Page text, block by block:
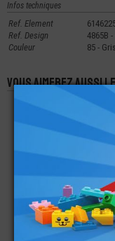
Infos techniques
Ref. Element
Ref. Design
4865B
Couleur
85 -
Vous aimerez aussi
LEGO® CLOISON -
2,49€
LEGO® CLOISON -